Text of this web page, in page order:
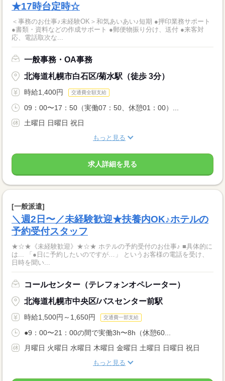
★17時台定時☆
＜事務のお仕事♪未経験OK＞和気あいあい♪短期 ●押印業務サポート
●書類・資料などの作成サポート ●郵便物振り分け、送付 ●来客対
応、電話取次な...
一般事務・OA事務
北海道札幌市白石区/菊水駅（徒歩 3分）
時給1,400円 交通費全額支給
09：00〜17：50（実働07：50、休憩01：00）...
土曜日 日曜日 祝日
もっと見る
求人詳細を見る
[一般派遣]
＼週2日〜／未経験歓迎★扶養内OK♪ホテルの
予約受付スタッフ
★☆★《未経験歓迎》★☆★ ホテルの予約受付のお仕事♪ ■具体的に
は... 「●日に予約したいのですが…」 というお客様の電話を受け、
日時を聞い...
コールセンター（テレフォンオペレーター）
北海道札幌市中央区/バスセンター前駅
時給1,500円～1,650円 交通費一部支給
●9：00〜21：00の間で実働3h〜8h（休憩60...
月曜日 火曜日 水曜日 木曜日 金曜日 土曜日 日曜日 祝日
もっと見る